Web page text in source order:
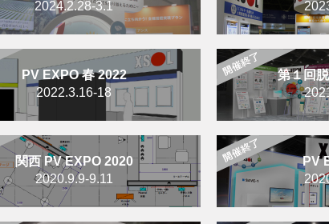
2024.2.28-3.1
PV EXPO 春 2022
2022.3.16-18
第１回
関西 PV EXPO 2020
2020.9.9-9.11
PV